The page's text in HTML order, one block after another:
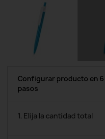
Configurar producto en 6
pasos
1. Elija la cantidad total